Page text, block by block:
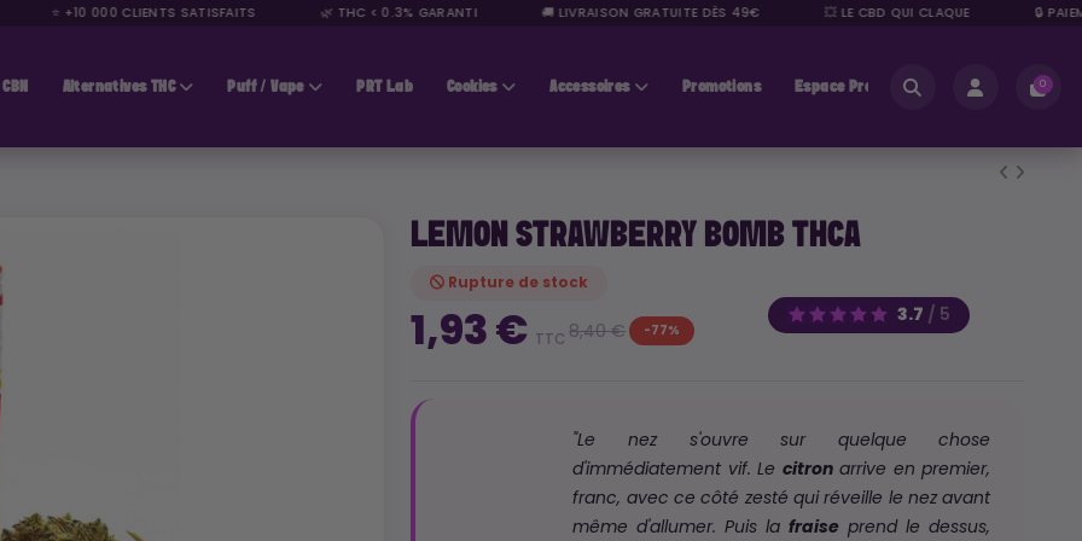
⭐ +10 000 CLIENTS SATISFAITS 🌿 THC < 0.3% GARANTI 🚚 LIVRAISON GRATUITE DÈS 49€ 💥 LE CBD QUI CLAQUE 🔒
CBN Alternatives THC Puff / Vape PRT Lab Cookies Accessoires Promotions Espace Pros 0
LEMON STRAWBERRY BOMB THCA
3.7 / 5
Rupture de stock
1,93 € TTC 8,40 € -77%
"Le nez s'ouvre sur quelque chose
d'immédiatement vif. Le citronarrive en premier,
franc, avec ce côté zesté qui réveille le nez avant
même d'allumer. Puis lafraise prend le dessus,